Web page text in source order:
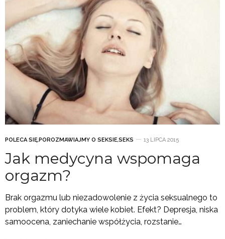
POLECA SIĘ,POROZMAWIAJMY O SEKSIE,SEKS 13 LIPCA 2015
Jak medycyna wspomaga
orgazm?
Brak orgazmu lub niezadowolenie z życia seksualnego to
problem, który dotyka wiele kobiet. Efekt? Depresja, niska
samoocena, zaniechanie współżycia, rozstanie…